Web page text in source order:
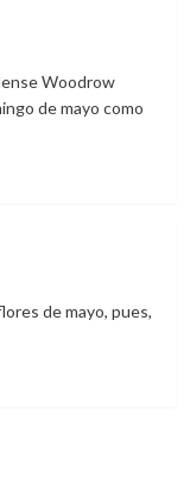
Woodrow
de mayo como
de mayo, pues,